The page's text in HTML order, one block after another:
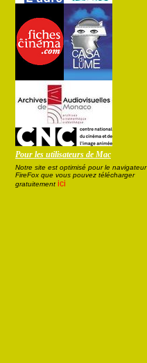
Pour les utilisateurs de Mac
Notre site est optimisé pour le navigateur
FireFox que vous pouvez télécharger
gratuitement ici